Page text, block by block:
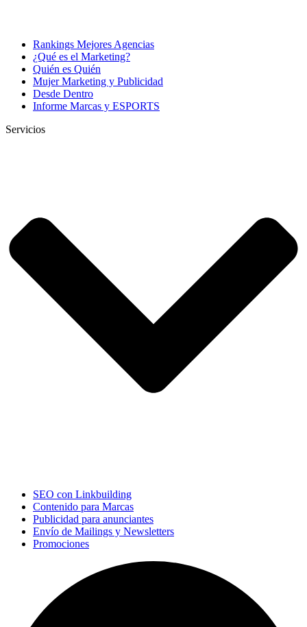
Rankings Mejores Agencias
¿Qué es el Marketing?
Quién es Quién
Mujer Marketing y Publicidad
Desde Dentro
Informe Marcas y ESPORTS
Servicios
SEO con Linkbuilding
Contenido para Marcas
Publicidad para anunciantes
Envío de Mailings y Newsletters
Promociones